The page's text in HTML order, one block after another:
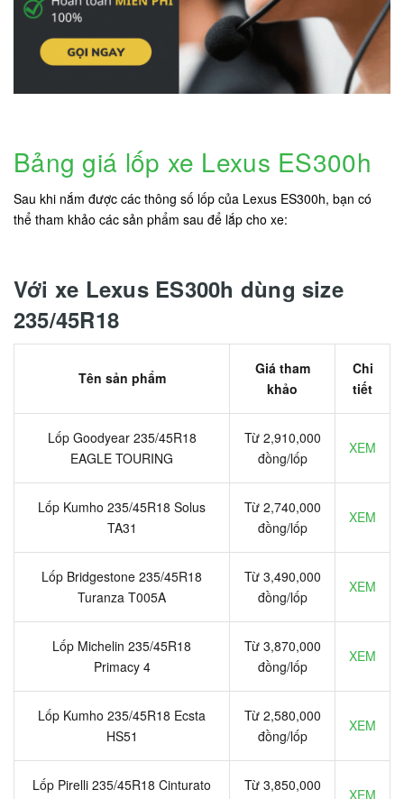
Bảng giá lốp xe Lexus ES300h
Sau khi nắm được các thông số lốp của Lexus ES300h, bạn có
thể tham khảo các sản phẩm sau để lắp cho xe:
Với xe Lexus ES300h dùng size
235/45R18
Tên sản phẩm
Giá tham
khảo
Chi
tiết
Lốp Goodyear 235/45R18
EAGLE TOURING
Từ 2,910,000
đồng/lốp
XEM
Lốp Kumho 235/45R18 Solus
TA31
Từ 2,740,000
đồng/lốp
XEM
Lốp Bridgestone 235/45R18
Turanza T005A
Từ 3,490,000
đồng/lốp
XEM
Lốp Michelin 235/45R18
Primacy 4
Từ 3,870,000
đồng/lốp
XEM
Lốp Kumho 235/45R18 Ecsta
HS51
Từ 2,580,000
đồng/lốp
XEM
Lốp Pirelli 235/45R18 Cinturato
Từ 3,850,000
XEM